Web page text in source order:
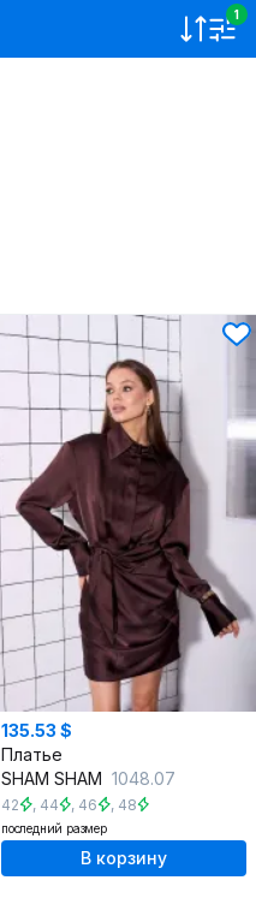
1
135.53 $
Платье
SHAM SHAM 1048.07
42 , 44 , 46 , 48
последний размер
В корзину